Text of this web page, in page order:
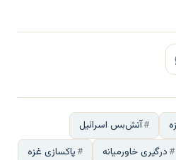
آتش‌بس اسرائیل
درگیری خاورمیانه
پاکسازی غزه